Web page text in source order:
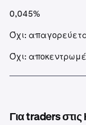
0,045%
Όχι:
Όχι:
Για traders